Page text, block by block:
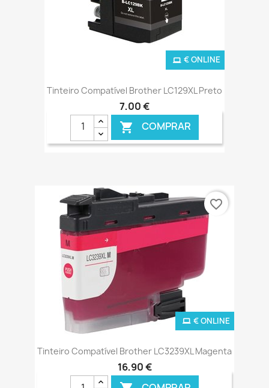
Tinteiro Compatível Brother LC129XL Preto
7,00 €
 COMPRAR
€ ONLINE
Tinteiro Compatível Brother LC3239XL Magenta
16,90 €
€ ONLINE
favorite_border